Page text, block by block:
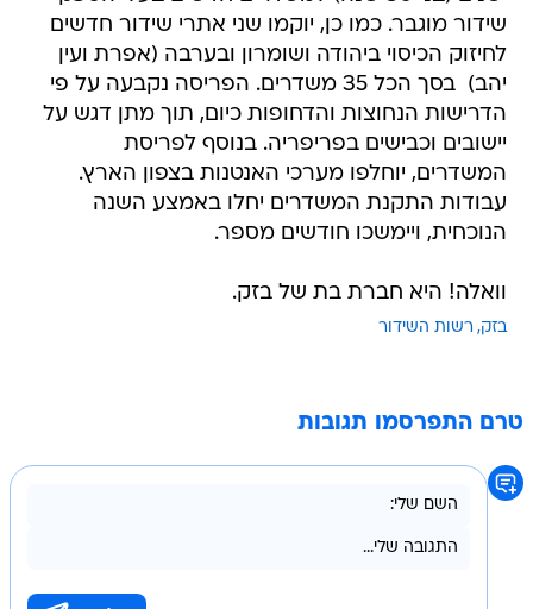
יהב)  בסך הכל 35 משדרים. הפריסה נקבעה על פי
הדרישות הנחוצות והדחופות כיום, תוך מתן דגש על
יישובים וכבישים בפריפריה. בנוסף לפריסת
המשדרים, יוחלפו מערכי האנטנות בצפון הארץ.
עבודות התקנת המשדרים יחלו באמצע השנה
הנוכחית, ויימשכו חודשים מספר.
וואלה! היא חברת בת של בזק.